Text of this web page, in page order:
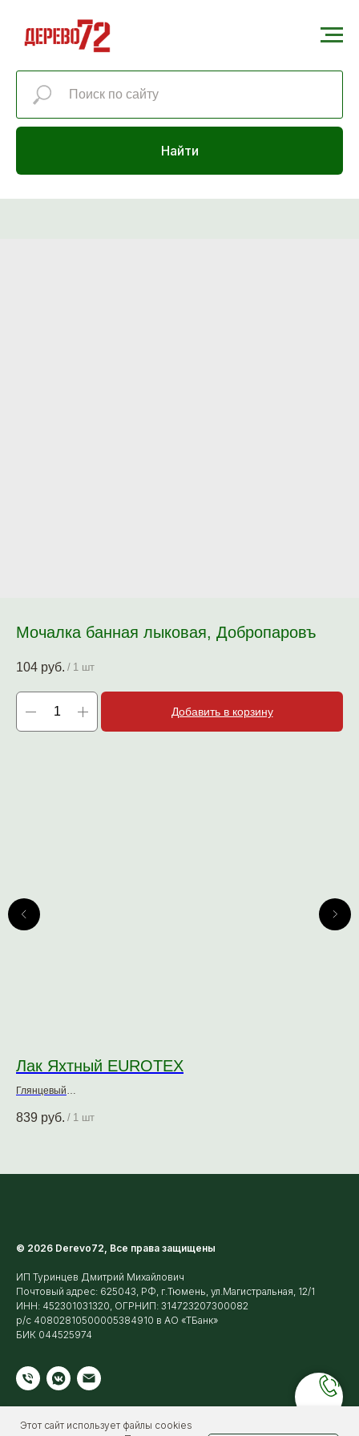
Найти
Мочалка банная лыковая, Добропаровъ
104 руб. / 1 шт
Добавить в корзину
Лак Яхтный EUROTEX
Глянцевый
839 руб. / 1 шт
© 2026 Derevo72, Все права защищены
ИП Туринцев Дмитрий Михайлович
Почтовый адрес: 625043, РФ, г.Тюмень, ул.Магистральная, 12/1
ИНН: 452301031320, ОГРНИП: 314723207300082
р/с 40802810500005384910 в АО «ТБанк»
БИК 044525974
Этот сайт использует файлы cookies